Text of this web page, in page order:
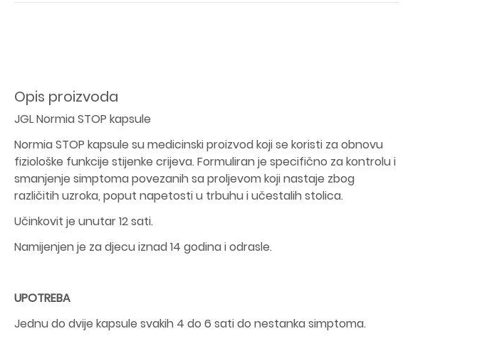
Opis proizvoda
JGL Normia STOP kapsule
Normia STOP kapsule su medicinski proizvod koji se koristi za obnovu
fiziološke funkcije stijenke crijeva. Formuliran je specifično za kontrolu i
smanjenje simptoma povezanih sa proljevom koji nastaje zbog
različitih uzroka, poput napetosti u trbuhu i učestalih stolica.
Učinkovit je unutar 12 sati.
Namijenjen je za djecu iznad 14 godina i odrasle.
UPOTREBA
Jednu do dvije kapsule svakih 4 do 6 sati do nestanka simptoma.